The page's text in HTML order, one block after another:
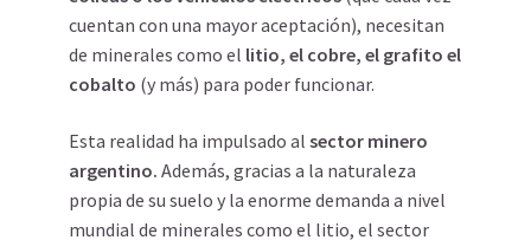
cuentan con una mayor aceptación), necesitan
de minerales como el litio, el cobre, el grafito el
cobalto (y más) para poder funcionar.
Esta realidad ha impulsado al sector minero
argentino. Además, gracias a la naturaleza
propia de su suelo y la enorme demanda a nivel
mundial de minerales como el litio, el sector